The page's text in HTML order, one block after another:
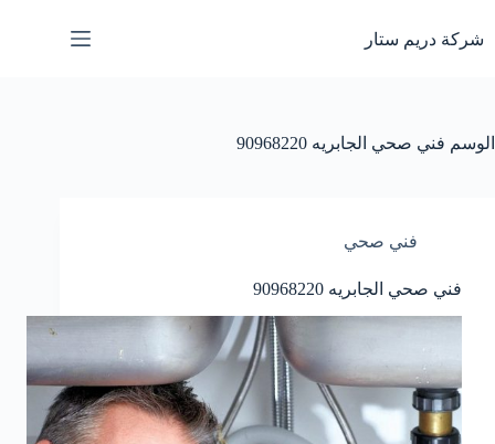
إلى
المحتوى
شركة دريم ستار
الوسم فني صحي الجابريه 90968220
فني صحي
فني صحي الجابريه 90968220